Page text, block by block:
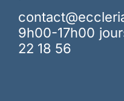
9h00-17h00
22 18 56